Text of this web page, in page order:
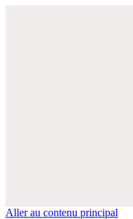
Aller au contenu principal